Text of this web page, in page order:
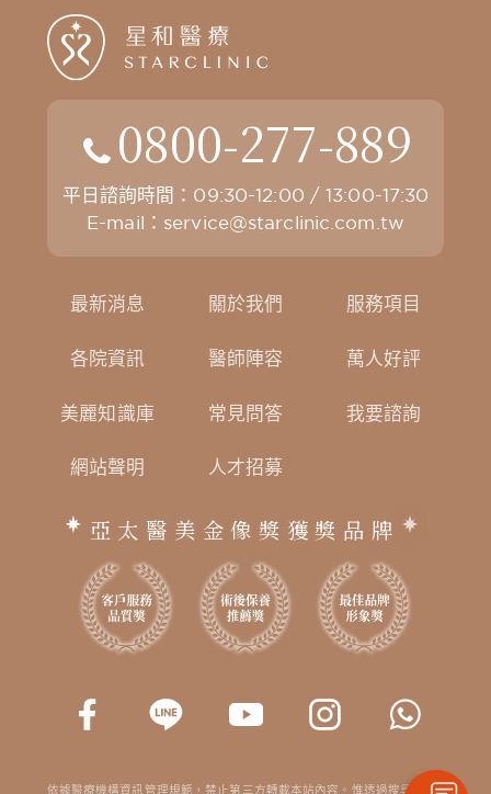
0800-277-889
平日諮詢時間：09:30-12:00 / 13:00-17:30
E-mail： service@starclinic.com.tw
最新消息 關於我們 服務項目
各院資訊 醫師陣容 萬人好評
美麗知識庫 常見問答 我要諮詢
網站聲明 人才招募
亞太醫美金像獎獲獎品牌
依據醫療機構資訊管理規範，禁止第三方轉載本站內容。惟透過搜尋